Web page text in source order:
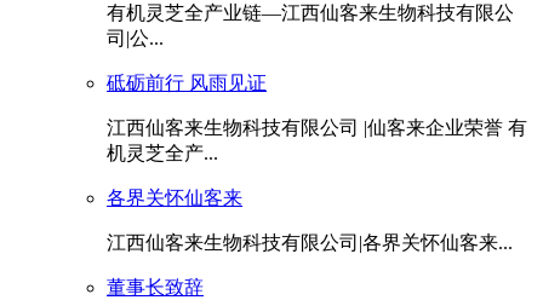
有机灵芝全产业链—江西仙客来生物科技有限公
司|公...
砥砺前行 风雨见证
江西仙客来生物科技有限公司 |仙客来企业荣誉 有
机灵芝全产...
各界关怀仙客来
江西仙客来生物科技有限公司|各界关怀仙客来...
董事长致辞